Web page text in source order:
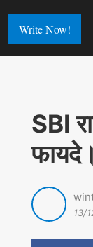
Write Now!
SBI
फायदे।
13/